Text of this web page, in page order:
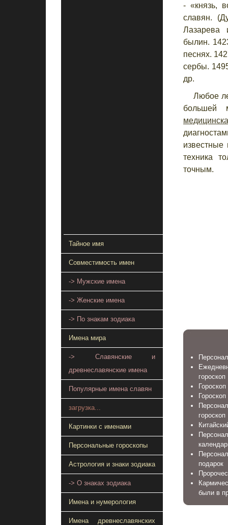
- «князь,
славян.
Лазарева
былин.
песнях.
сербы.
др.
Любое
большей
техника
точным.
гороскоп
гороскоп
подарок
были в
Тайное имя
Совместимость имен
-> Мужские имена
-> Женские имена
-> По знакам зодиака
Имена мира
-> Славянские и
древнеславянские имена
Популярные имена славян
загрузка...
Картинки с именами
Персональные гороскопы
Астрология и знаки зодиака
-> О знаках зодиака
Имена и нумерология
Имена древнеславянских